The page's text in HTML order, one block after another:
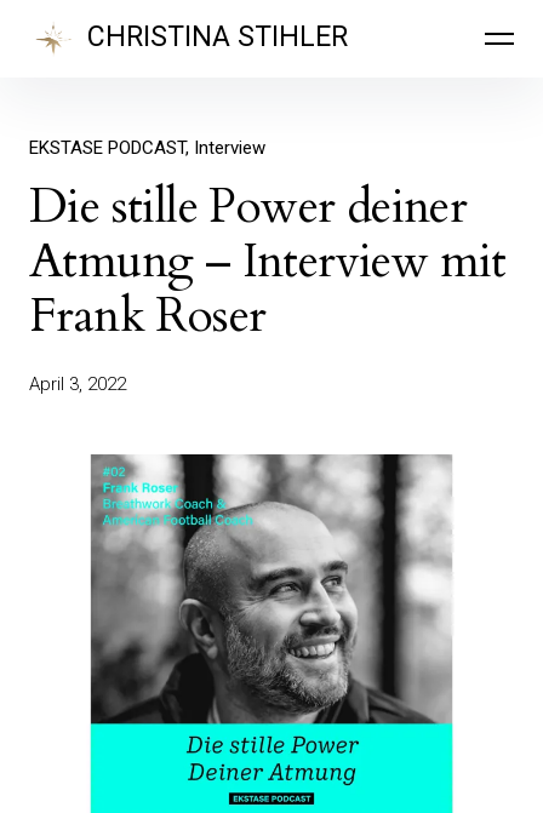
überspringenCHRISTINA STIHLER
EKSTASE PODCAST Interview
Die stille Power deiner
Atmung – Interview mit
Frank Roser
April 3, 2022